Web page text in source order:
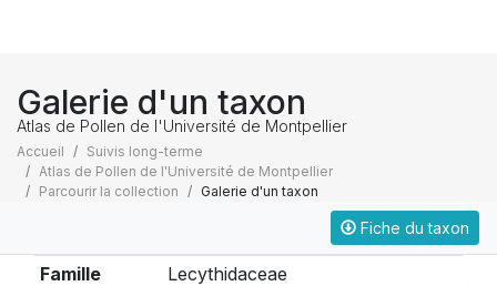
Galerie d'un taxon
Atlas de Pollen de l'Université de Montpellier
Accueil
Suivis long-terme
Atlas de Pollen de l'Université de Montpellier
Parcourir la collection
Galerie d'un taxon
Fiche du taxon
Famille
Lecythidaceae